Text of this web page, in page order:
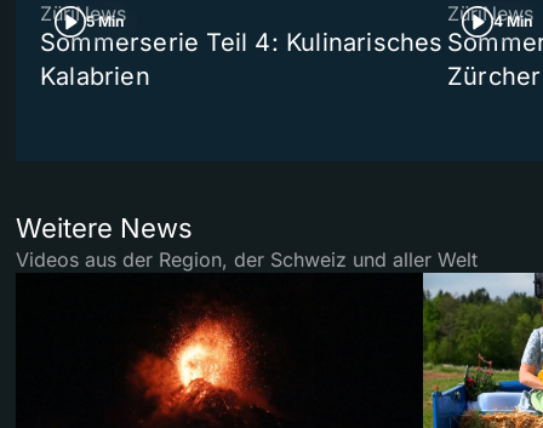
5 Min
ZüriNews
Sommerserie Teil 4: Kulinarisches
Kalabrien
4 Min
ZüriNews
Weitere News
Videos aus der Region, der Schweiz und aller Welt